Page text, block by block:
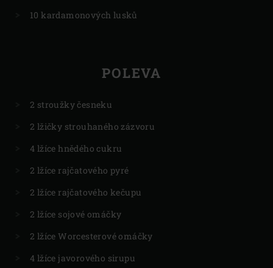
10 kardamonových lusků
POLEVA
2 stroužky česneku
2 lžičky strouhaného zázvoru
4 lžíce hnědého cukru
2 lžíce rajčatového pyré
2 lžíce rajčatového kečupu
2 lžíce sojové omáčky
2 lžíce Worcesterové omáčky
4 lžíce javorového sirupu